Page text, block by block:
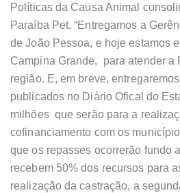
Políticas da Causa Animal
Paraíba Pet. “Entregamos a
de João Pessoa, e hoje estamos
Campina Grande, para atender a
região. E, em breve,
publicados no Diário Ofical do
milhões que serão para a
cofinanciamento com os
que os repasses ocorrerão fundo
recebem 50% dos recursos para
realização da castração, a